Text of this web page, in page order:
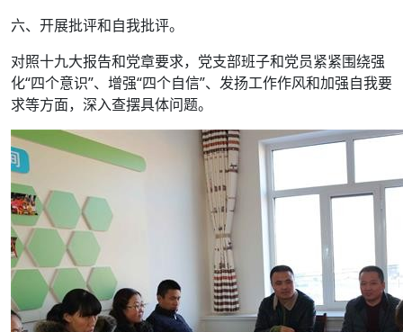
六、开展批评和自我批评。
对照十九大报告和党章要求，党支部班子和党员紧紧围绕强
化“四个意识”、增强“四个自信”、发扬工作作风和加强自我要
求等方面，深入查摆具体问题。